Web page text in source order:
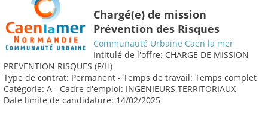
Chargé(e) de mission
Prévention des Risques
Communauté Urbaine Caen la mer
Intitulé de l'offre: CHARGE DE MISSION
PREVENTION RISQUES (F/H)
Type de contrat: Permanent - Temps de travail: Temps complet
Catégorie: A - Cadre d'emploi: INGENIEURS TERRITORIAUX
Date limite de candidature: 14/02/2025